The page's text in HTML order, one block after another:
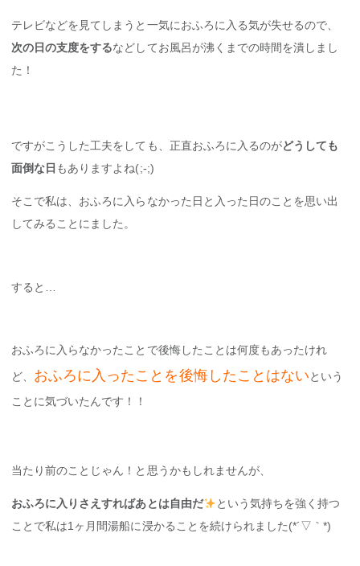
テレビなどを見てしまうと一気におふろに入る気が失せるので、
次の日の支度をするなどしてお風呂が沸くまでの時間を潰しまし
た！
ですがこうした工夫をしても、正直おふろに入るのがどうしても
面倒な日 もありますよね(;-;)
そこで私は、おふろに入らなかった日と入った日のことを思い出
してみることにました。
すると…
おふろに入らなかったことで後悔したことは何度もあったけれ
ど、 おふろに入ったことを後悔したことはないという
ことに気づいたんです！！
当たり前のことじゃん！と思うかもしれませんが、
おふろに入りさえすればあとは自由だ
という気持ちを強く持つ
ことで私は1ヶ月間湯船に浸かることを続けられました(*´▽｀*)